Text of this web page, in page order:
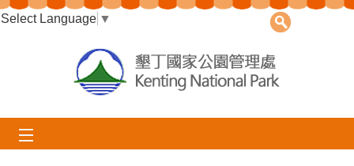
跳到主要內容區塊
Select Language ▼